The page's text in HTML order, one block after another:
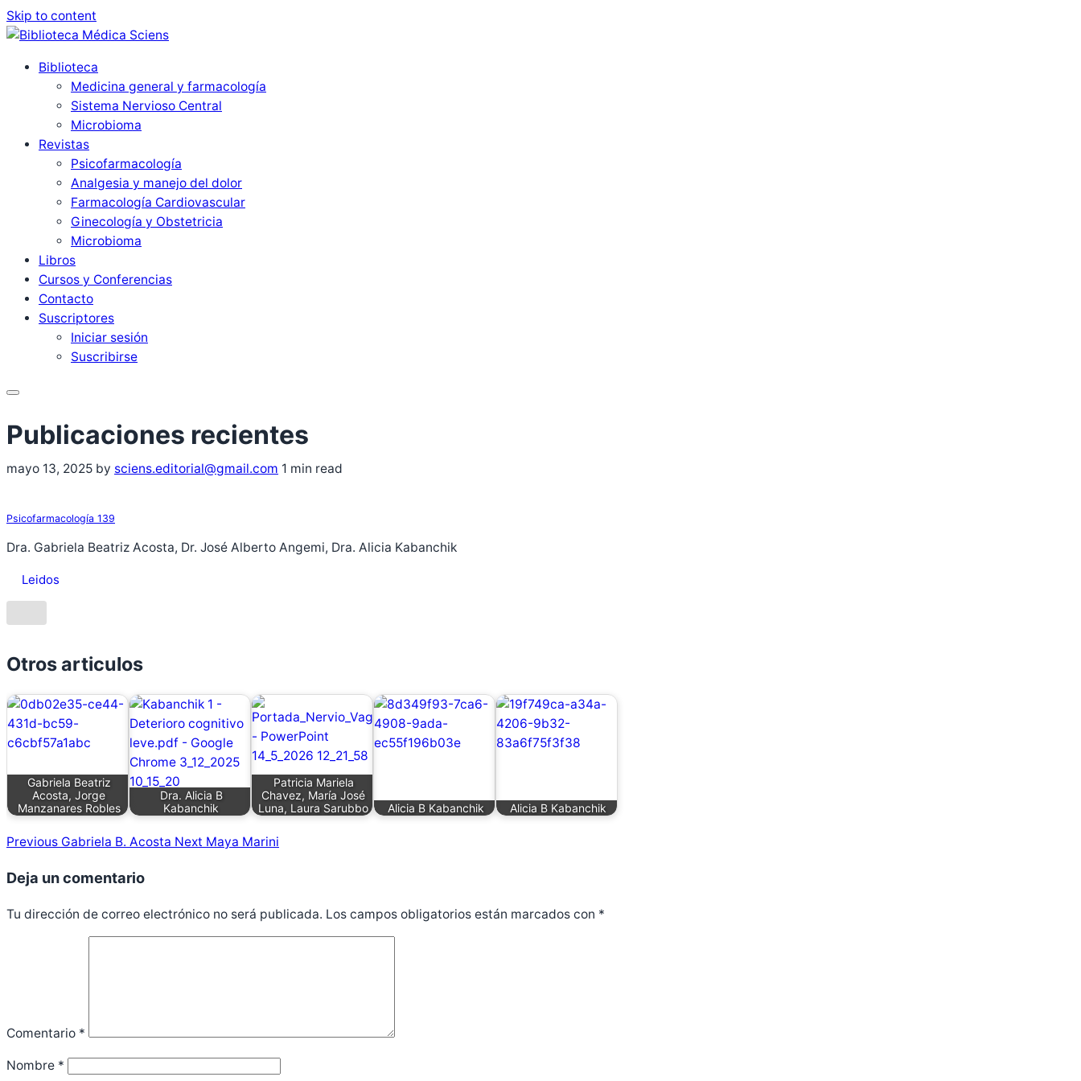
Skip to content
Biblioteca
Medicina general y farmacología
Sistema Nervioso Central
Microbioma
Revistas
Psicofarmacología
Analgesia y manejo del dolor
Farmacología Cardiovascular
Ginecología y Obstetricia
Microbioma
Libros
Cursos y Conferencias
Contacto
Suscriptores
Iniciar sesión
Suscribirse
mayo 13, 2025 by sciens.editorial@gmail.com 1 min read
Psicofarmacología 139
Dra. Gabriela Beatriz Acosta, Dr. José Alberto Angemi, Dra. Alicia Kabanchik
Leidos
Otros articulos
Gabriela Beatriz
Acosta, Jorge
Manzanares Robles
Dra. Alicia B
Kabanchik
Patricia Mariela
Chavez, María José
Luna, Laura Sarubbo
Alicia B Kabanchik Alicia B Kabanchik
Previous Gabriela B. Acosta Next Maya Marini
Deja un comentario
Tu dirección de correo electrónico no será publicada. Los campos obligatorios están marcados con *
Comentario *
Nombre *